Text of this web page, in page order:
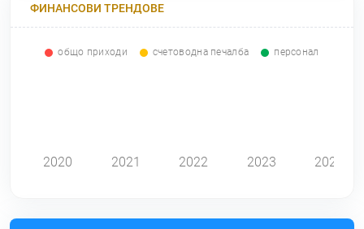
ФИНАНСОВИ ТРЕНДОВЕ
общо приходи счетоводна печалба персонал
2020 2021 2022 2023 2024